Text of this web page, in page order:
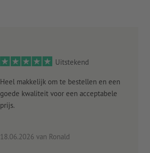
Uitstekend
Heel makkelijk om te bestellen en een
goede kwaliteit voor een acceptabele
prijs.
18.06.2026 van Ronald